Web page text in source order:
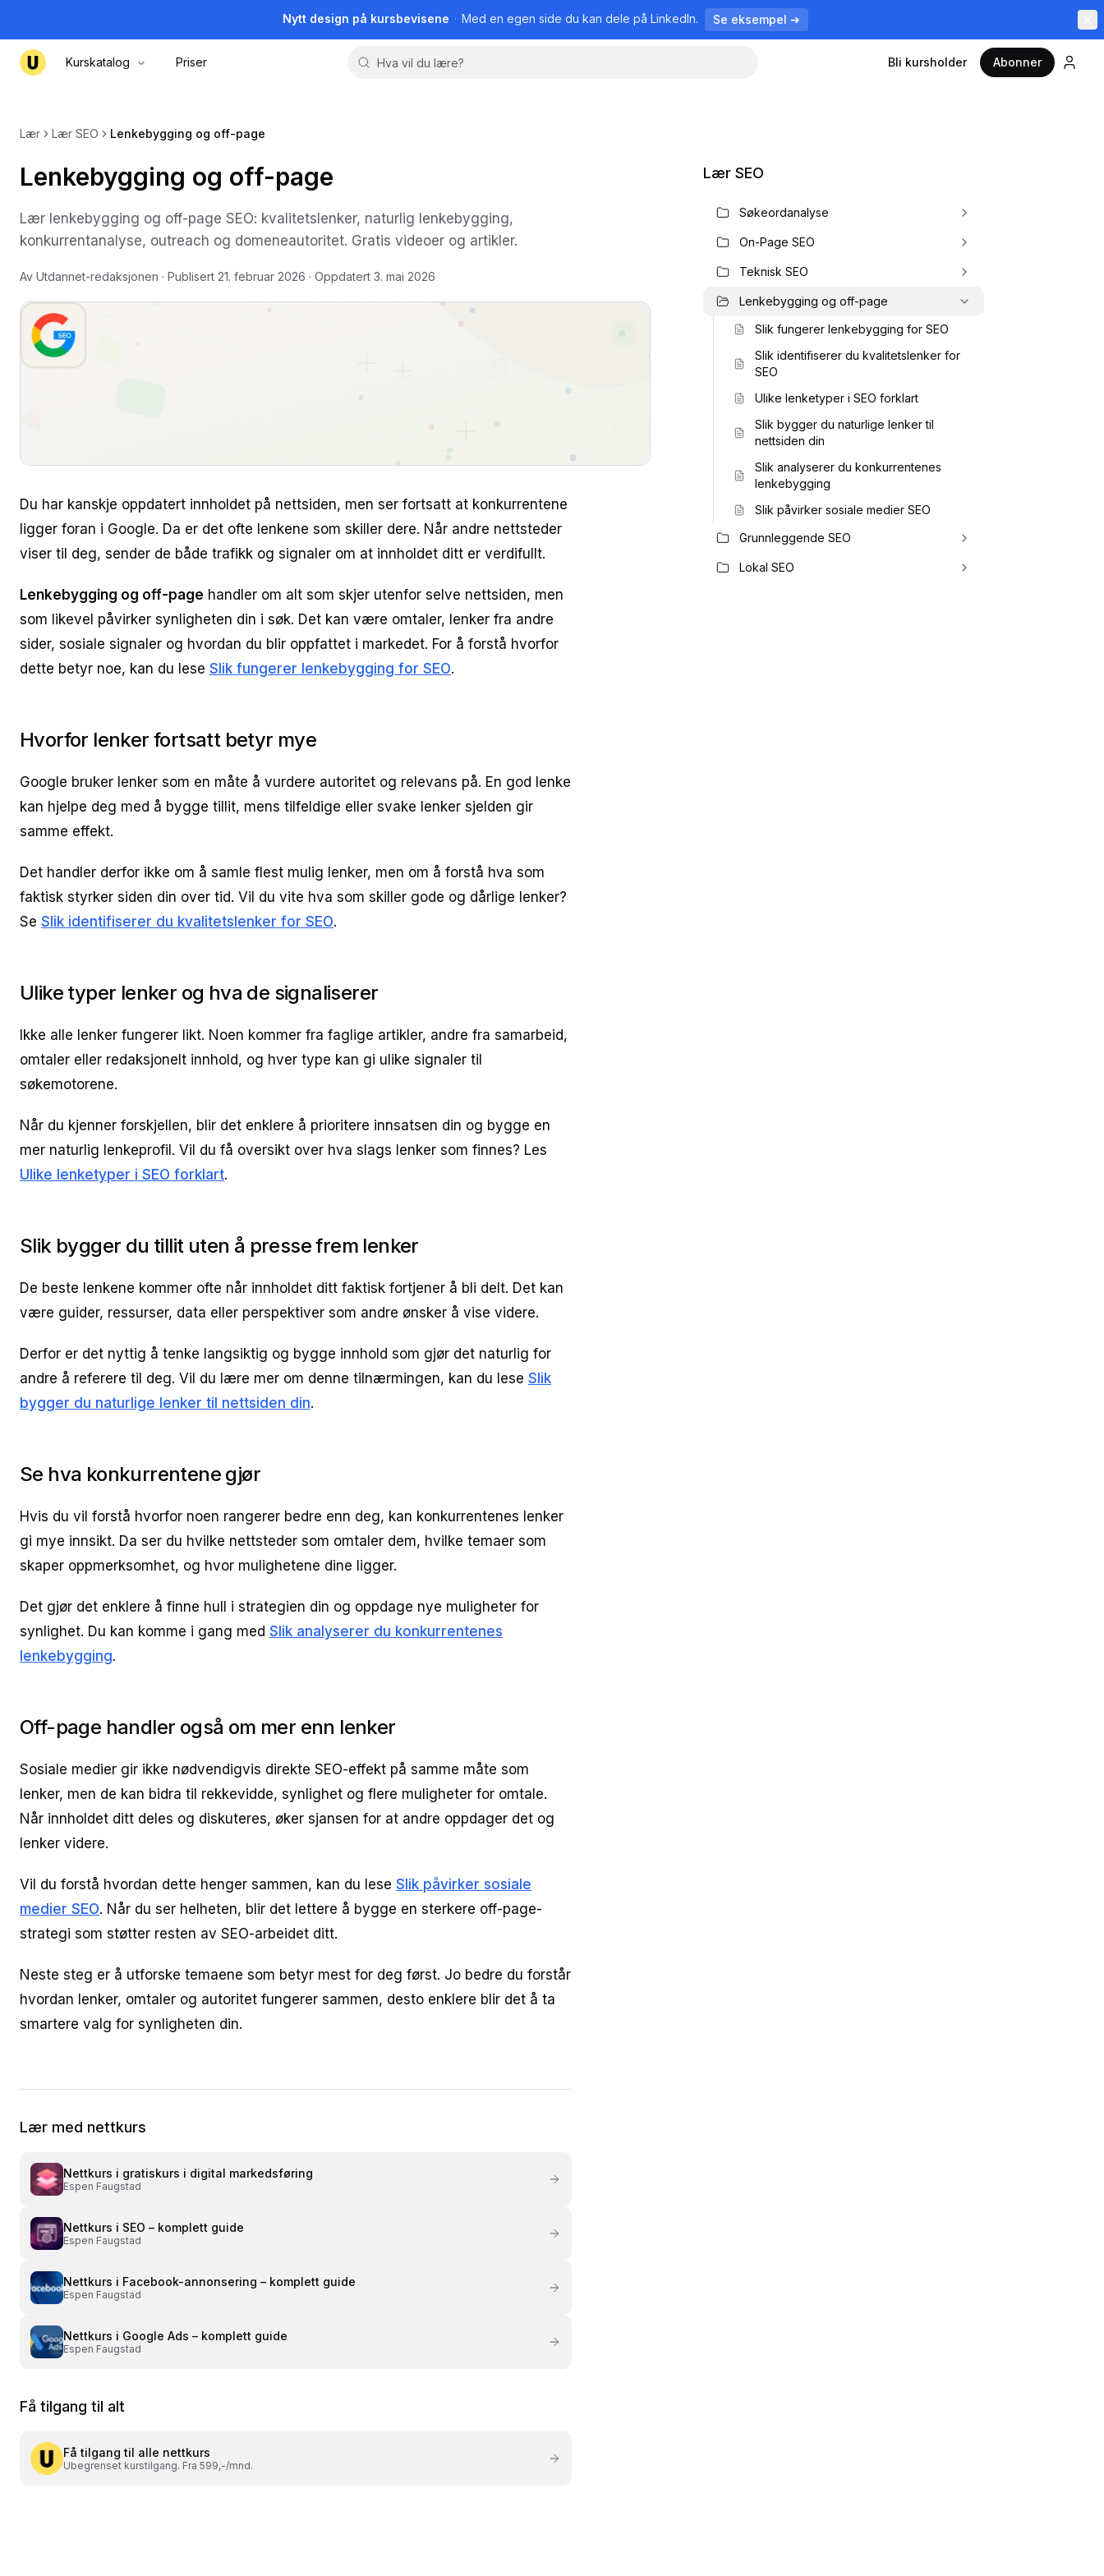
Nytt design på kursbevisene · Med en egen side du kan dele på LinkedIn. Se eksempel ➔
Kurskatalog Priser Bli kursholder Abonner
Lær Lær SEO Lenkebygging og off-page
Lenkebygging og off-page
Lær lenkebygging og off-page SEO: kvalitetslenker, naturlig lenkebygging,
konkurrentanalyse, outreach og domeneautoritet. Gratis videoer og artikler.
Av Utdannet-redaksjonen · Publisert 21. februar 2026 · Oppdatert 3. mai 2026
Du har kanskje oppdatert innholdet på nettsiden, men ser fortsatt at konkurrentene
ligger foran i Google. Da er det ofte lenkene som skiller dere. Når andre nettsteder
viser til deg, sender de både trafikk og signaler om at innholdet ditt er verdifullt.
Lenkebygging og off-page handler om alt som skjer utenfor selve nettsiden, men
som likevel påvirker synligheten din i søk. Det kan være omtaler, lenker fra andre
sider, sosiale signaler og hvordan du blir oppfattet i markedet. For å forstå hvorfor
dette betyr noe, kan du lese Slik fungerer lenkebygging for SEO.
Hvorfor lenker fortsatt betyr mye
Google bruker lenker som en måte å vurdere autoritet og relevans på. En god lenke
kan hjelpe deg med å bygge tillit, mens tilfeldige eller svake lenker sjelden gir
samme effekt.
Det handler derfor ikke om å samle flest mulig lenker, men om å forstå hva som
faktisk styrker siden din over tid. Vil du vite hva som skiller gode og dårlige lenker?
Se Slik identifiserer du kvalitetslenker for SEO.
Ulike typer lenker og hva de signaliserer
Ikke alle lenker fungerer likt. Noen kommer fra faglige artikler, andre fra samarbeid,
omtaler eller redaksjonelt innhold, og hver type kan gi ulike signaler til
søkemotorene.
Når du kjenner forskjellen, blir det enklere å prioritere innsatsen din og bygge en
mer naturlig lenkeprofil. Vil du få oversikt over hva slags lenker som finnes? Les
Ulike lenketyper i SEO forklart.
Slik bygger du tillit uten å presse frem lenker
De beste lenkene kommer ofte når innholdet ditt faktisk fortjener å bli delt. Det kan
være guider, ressurser, data eller perspektiver som andre ønsker å vise videre.
Derfor er det nyttig å tenke langsiktig og bygge innhold som gjør det naturlig for
andre å referere til deg. Vil du lære mer om denne tilnærmingen, kan du lese Slik
bygger du naturlige lenker til nettsiden din.
Se hva konkurrentene gjør
Hvis du vil forstå hvorfor noen rangerer bedre enn deg, kan konkurrentenes lenker
gi mye innsikt. Da ser du hvilke nettsteder som omtaler dem, hvilke temaer som
skaper oppmerksomhet, og hvor mulighetene dine ligger.
Det gjør det enklere å finne hull i strategien din og oppdage nye muligheter for
synlighet. Du kan komme i gang med Slik analyserer du konkurrentenes
lenkebygging.
Off-page handler også om mer enn lenker
Sosiale medier gir ikke nødvendigvis direkte SEO-effekt på samme måte som
lenker, men de kan bidra til rekkevidde, synlighet og flere muligheter for omtale.
Når innholdet ditt deles og diskuteres, øker sjansen for at andre oppdager det og
lenker videre.
Vil du forstå hvordan dette henger sammen, kan du lese Slik påvirker sosiale
medier SEO. Når du ser helheten, blir det lettere å bygge en sterkere off-page-
strategi som støtter resten av SEO-arbeidet ditt.
Neste steg er å utforske temaene som betyr mest for deg først. Jo bedre du forstår
hvordan lenker, omtaler og autoritet fungerer sammen, desto enklere blir det å ta
smartere valg for synligheten din.
Lær med nettkurs
Nettkurs i gratiskurs i digital markedsføring
Espen Faugstad
Nettkurs i SEO – komplett guide
Espen Faugstad
Nettkurs i Facebook-annonsering – komplett guide
Espen Faugstad
Nettkurs i Google Ads – komplett guide
Espen Faugstad
Få tilgang til alt
Få tilgang til alle nettkurs
Ubegrenset kurstilgang. Fra 599,-/mnd.
Lær SEO
Søkeordanalyse
On-Page SEO
Teknisk SEO
Lenkebygging og off-page
Slik fungerer lenkebygging for SEO
Slik identifiserer du kvalitetslenker for
SEO
Ulike lenketyper i SEO forklart
Slik bygger du naturlige lenker til
nettsiden din
Slik analyserer du konkurrentenes
lenkebygging
Slik påvirker sosiale medier SEO
Grunnleggende SEO
Lokal SEO